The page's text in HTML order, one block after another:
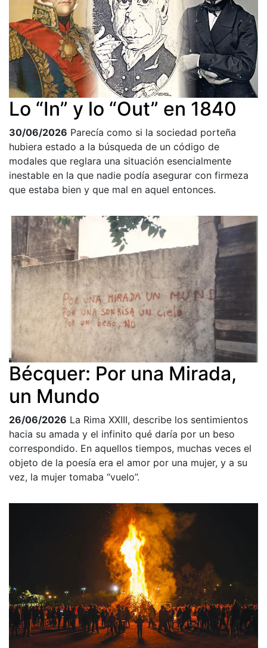
Lo “In” y lo “Out” en 1840
30/06/2026 Parecía como si la sociedad porteña
hubiera estado a la búsqueda de un código de
modales que reglara una situación esencialmente
inestable en la que nadie podía asegurar con firmeza
que estaba bien y que mal en aquel entonces.
Bécquer: Por una Mirada,
un Mundo
26/06/2026 La Rima XXIII, describe los sentimientos
hacia su amada y el infinito qué daría por un beso
correspondido. En aquellos tiempos, muchas veces el
objeto de la poesía era el amor por una mujer, y a su
vez, la mujer tomaba “vuelo”.